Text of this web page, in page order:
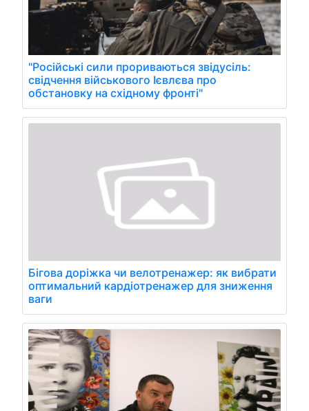
"Російські сили прориваються звідусіль:
свідчення військового Ієвлєва про
обстановку на східному фронті"
Бігова доріжка чи велотренажер: як вибрати
оптимальний кардіотренажер для зниження
ваги